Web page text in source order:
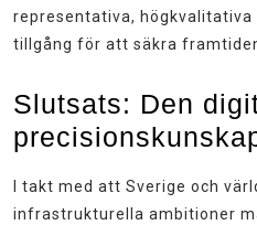
representativa,
tillgång för att säkra
Slutsats: Den
I takt med att Sverige och
infrastrukturella ambitioner